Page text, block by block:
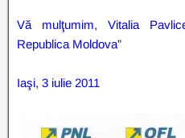
Vă mulţumim, Vitalia
Republica Moldova”
Iaşi, 3 iulie 2011